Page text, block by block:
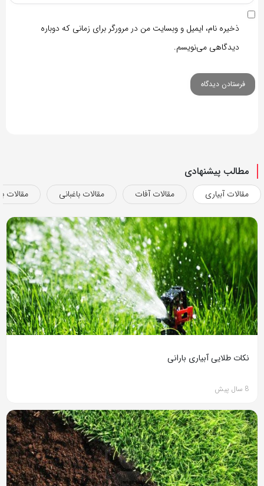
ذخیره نام، ایمیل و وبسایت من در مرورگر برای زمانی که دوباره
دیدگاهی می‌نویسم.
مطالب پیشنهادی
مقالات آبیاری مقالات آفات مقالات باغبانی مقالات
نکات طلایی آبیاری بارانی
8 سال پیش